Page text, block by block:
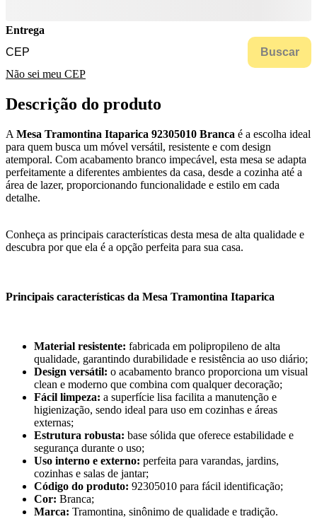
Entrega
Buscar
Não sei meu CEP
Descrição do produto
A Mesa Tramontina Itaparica 92305010 Branca é a escolha ideal
para quem busca um móvel versátil, resistente e com design
atemporal. Com acabamento branco impecável, esta mesa se adapta
perfeitamente a diferentes ambientes da casa, desde a cozinha até a
área de lazer, proporcionando funcionalidade e estilo em cada
detalhe.
Conheça as principais características desta mesa de alta qualidade e
descubra por que ela é a opção perfeita para sua casa.
Principais características da Mesa Tramontina Itaparica
Material resistente: fabricada em polipropileno de alta
qualidade, garantindo durabilidade e resistência ao uso diário;
Design versátil: o acabamento branco proporciona um visual
clean e moderno que combina com qualquer decoração;
Fácil limpeza: a superfície lisa facilita a manutenção e
higienização, sendo ideal para uso em cozinhas e áreas
externas;
Estrutura robusta: base sólida que oferece estabilidade e
segurança durante o uso;
Uso interno e externo: perfeita para varandas, jardins,
cozinhas e salas de jantar;
Código do produto: 92305010 para fácil identificação;
Cor: Branca;
Marca: Tramontina, sinônimo de qualidade e tradição.